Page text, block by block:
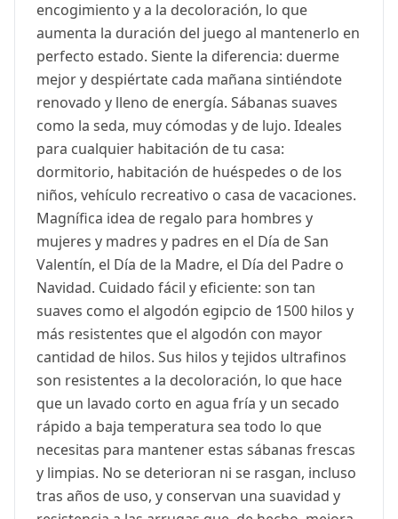
encogimiento y a la decoloración, lo que
aumenta la duración del juego al mantenerlo en
perfecto estado. Siente la diferencia: duerme
mejor y despiértate cada mañana sintiéndote
renovado y lleno de energía. Sábanas suaves
como la seda, muy cómodas y de lujo. Ideales
para cualquier habitación de tu casa:
dormitorio, habitación de huéspedes o de los
niños, vehículo recreativo o casa de vacaciones.
Magnífica idea de regalo para hombres y
mujeres y madres y padres en el Día de San
Valentín, el Día de la Madre, el Día del Padre o
Navidad. Cuidado fácil y eficiente: son tan
suaves como el algodón egipcio de 1500 hilos y
más resistentes que el algodón con mayor
cantidad de hilos. Sus hilos y tejidos ultrafinos
son resistentes a la decoloración, lo que hace
que un lavado corto en agua fría y un secado
rápido a baja temperatura sea todo lo que
necesitas para mantener estas sábanas frescas
y limpias. No se deterioran ni se rasgan, incluso
tras años de uso, y conservan una suavidad y